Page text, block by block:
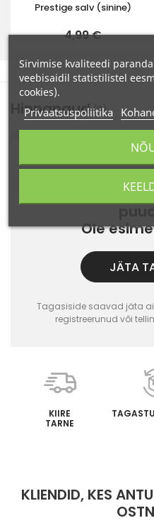
Prestige salv (sinine)
4,99 €
Hinnangud(0)
Sellel toote
Ole
JÄTA
Tagasiside saavad jäta
registreerunud või
KIIRE
TARNE
KLIENDID, KES
Sirvimise kvaliteedi
veebisaidil statistilistel
cookies).
Privaatsuspoliitika